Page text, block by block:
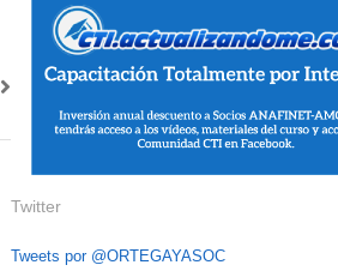
Twitter
Tweets por @ORTEGAYASOC